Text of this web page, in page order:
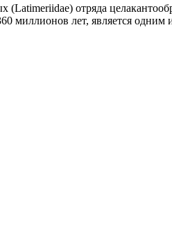
отряда
миллионов лет, является